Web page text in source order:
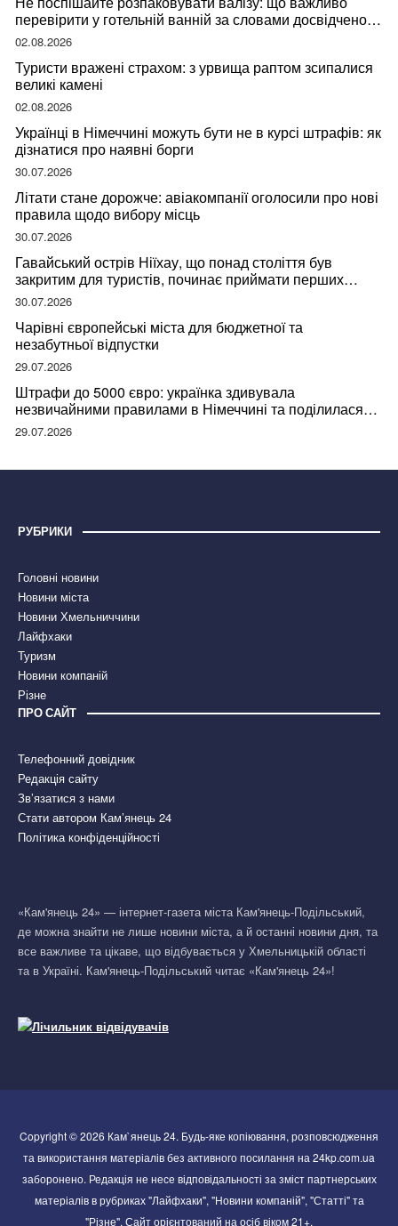
перевірити у готельній ванній за словами досвідченої
мандрівниці
02.08.2026
Туристи вражені страхом: з урвища раптом зсипалися
великі камені
02.08.2026
Українці в Німеччині можуть бути не в курсі штрафів: як
дізнатися про наявні борги
30.07.2026
Літати стане дорожче: авіакомпанії оголосили про нові
правила щодо вибору місць
30.07.2026
Гавайський острів Ніїхау, що понад століття був
закритим для туристів, починає приймати перших
відвідувачів
30.07.2026
Чарівні європейські міста для бюджетної та
незабутньої відпустки
29.07.2026
Штрафи до 5000 євро: українка здивувала
незвичайними правилами в Німеччині та поділилася
правдою
29.07.2026
РУБРИКИ
Головні новини
Новини міста
Новини Хмельниччини
Лайфхаки
Туризм
Новини компаній
Різне
ПРО САЙТ
Телефонний довідник
Редакція сайту
Зв’язатися з нами
Стати автором Кам’янець 24
Політика конфіденційності
«Кам'янець 24» — інтернет-газета міста Кам'янець-Подільський,
де можна знайти не лише новини міста, а й останні новини дня, та
все важливе та цікаве, що відбувається у Хмельницькій області
та в Україні. Кам'янець-Подільський читає «Кам'янець 24»!
Copyright © 2026 Кам`янець 24. Будь-яке копіювання, розповсюдження
та використання матеріалів без активного посилання на 24kp.com.ua
заборонено. Редакція не несе відповідальності за зміст партнерських
матеріалів в рубриках "Лайфхаки", "Новини компаній", "Статті" та
"Різне". Сайт орієнтований на осіб віком 21+.